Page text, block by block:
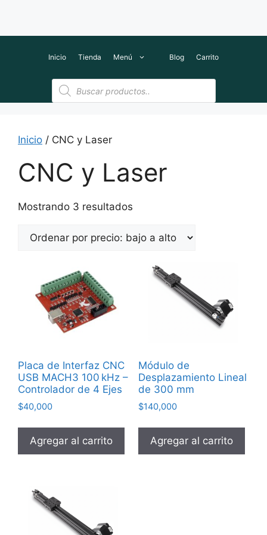
Inicio Tienda Menú Blog Carrito
Búsqueda
de
productos
Inicio / CNC y Laser
CNC y Laser
Mostrando 3 resultados
precio:
Placa de Interfaz CNC
USB MACH3 100 kHz –
Controlador de 4 Ejes
$40,000
Agregar al carrito
Módulo de
Desplazamiento Lineal
de 300 mm
$140,000
Agregar al carrito